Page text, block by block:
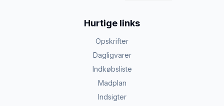
Hurtige links
Opskrifter
Dagligvarer
Indkøbsliste
Madplan
Indsigter